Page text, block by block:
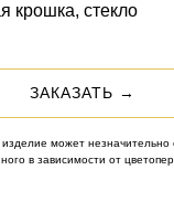
ЗАКАЗАТЬ →
крошка, стекло
изделие может незначительно
в зависимости от